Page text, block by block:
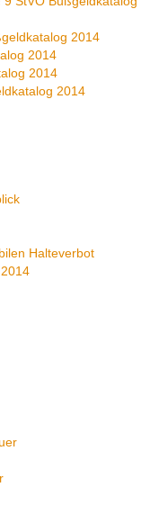
2014
2014
2014
2014
Halteverbot